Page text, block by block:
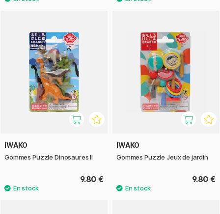
IWAKO
Gommes Puzzle Dinosaures II
9.80 €
IWAKO
Gommes Puzzle Jeux de jardin
9.80 €